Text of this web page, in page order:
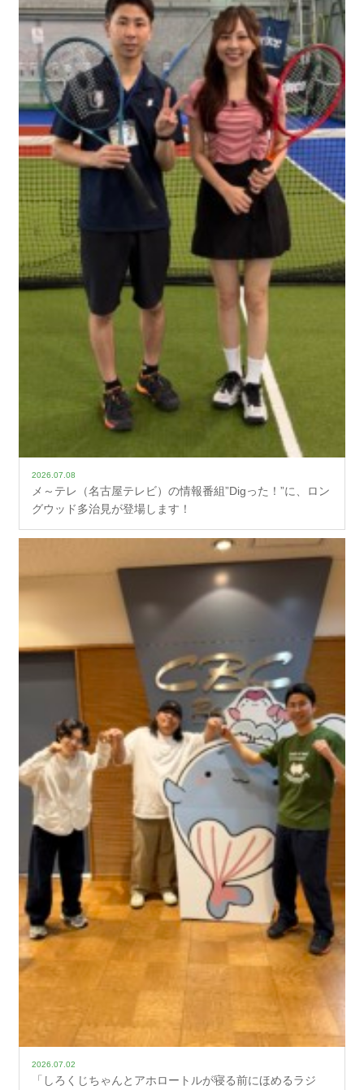
2026.07.08
メ～テレ（名古屋テレビ）の情報番組”Digった！”に、ロン
グウッド多治見が登場します！
2026.07.02
「しろくじちゃんとアホロートルが寝る前にほめるラジ